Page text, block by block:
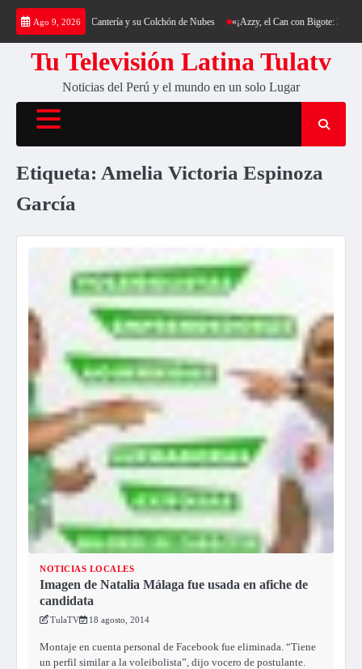
Saltar
contenido
Ago 9, 2026
Trekking al Cerro Cantería y su Colchón de Nubes «¡Azzy, el Can con Bigote: La
Tu Televisión Latina Tulatv
Noticias del Perú y el mundo en un solo Lugar
Etiqueta: Amelia Victoria Espinoza
García
NOTICIAS LOCALES
Imagen de Natalia Málaga fue usada en afiche de
candidata
TulaTV 18 agosto, 2014
Montaje en cuenta personal de Facebook fue eliminada. “Tiene
un perfil similar a la voleibolista”, dijo vocero de postulante.